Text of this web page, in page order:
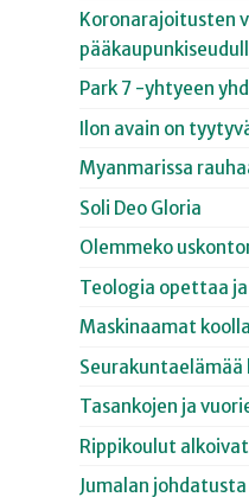
Koronarajoitusten
Park 7 -yhtyeen
Ilon avain on
Myanmarissa
Soli Deo Gloria
Olemmeko
Teologia opettaa
Maskinaamat koolla
Seurakuntaelämää
Tasankojen ja
Rippikoulut
Jumalan johdatusta